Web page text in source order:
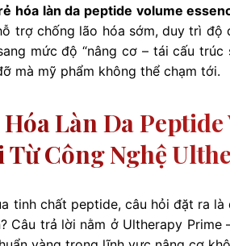
hóa làn da peptide volume
trợ chống lão hóa sớm, duy trì
mức độ “nâng cơ – tái cấu
mà mỹ phẩm không thể chạm tới.
Làn Da Peptide
Từ Công Nghệ
tinh chất peptide, câu hỏi đặt ra
Câu trả lời nằm ở Ultherapy